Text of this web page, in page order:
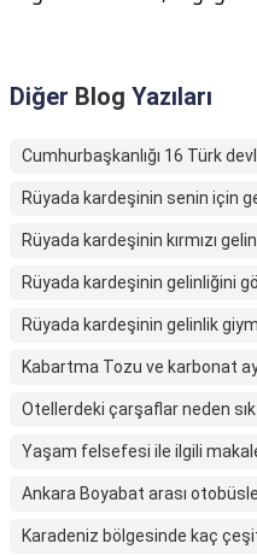
Diğer Blog Yazıları
Cumhurbaşkanlığı 16 Türk
Rüyada kardeşinin senin için
Rüyada kardeşinin kırmızı
Rüyada kardeşinin gelinliğini
Rüyada kardeşinin gelinlik
Kabartma Tozu ve karbonat
Otellerdeki çarşaflar neden sık
Yaşam felsefesi ile ilgili makale
Ankara Boyabat arası
Karadeniz bölgesinde kaç